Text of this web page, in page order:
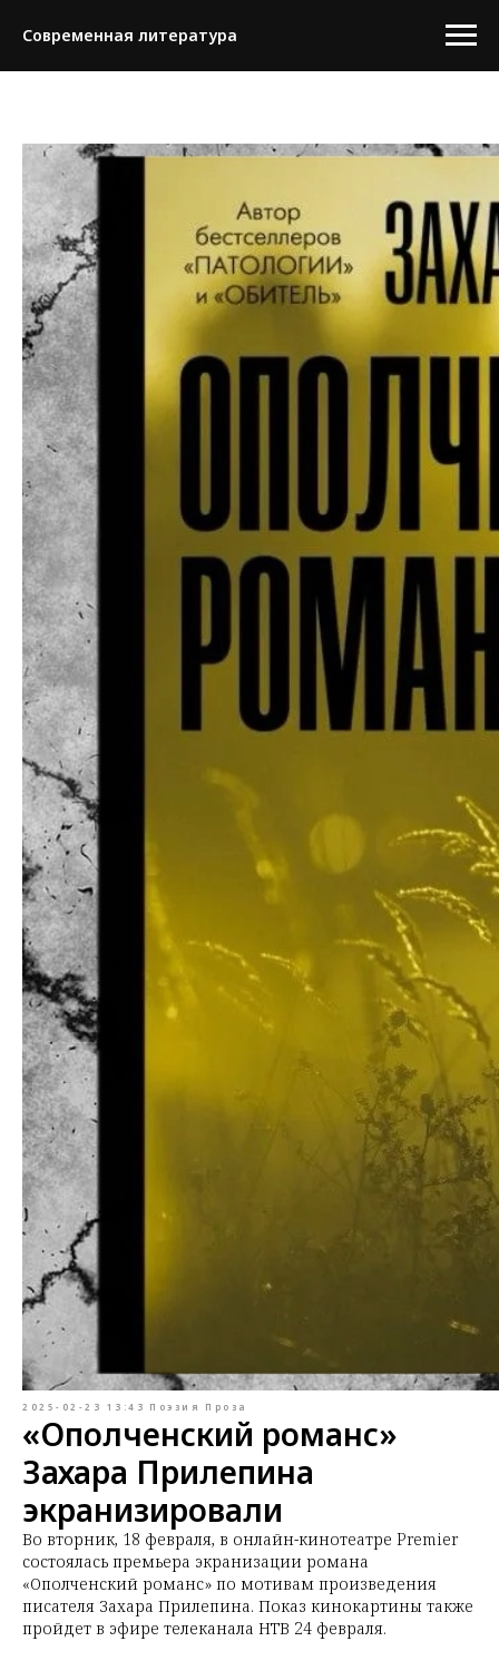
Современная литература
2025-02-23 13:43 Поэзия Проза
«Ополченский романс»
Захара Прилепина
экранизировали
Во вторник, 18 февраля, в онлайн-кинотеатре Premier
состоялась премьера экранизации романа
«Ополченский романс» по мотивам произведения
писателя Захара Прилепина. Показ кинокартины также
пройдет в эфире телеканала НТВ 24 февраля.